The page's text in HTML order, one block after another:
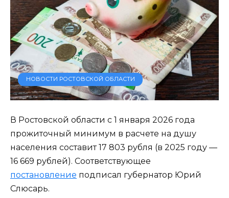
НОВОСТИ РОСТОВСКОЙ ОБЛАСТИ
В Ростовской области с 1 января 2026 года
прожиточный минимум в расчете на душу
населения составит 17 803 рубля (в 2025 году —
16 669 рублей). Соответствующее
постановление подписал губернатор Юрий
Слюсарь.